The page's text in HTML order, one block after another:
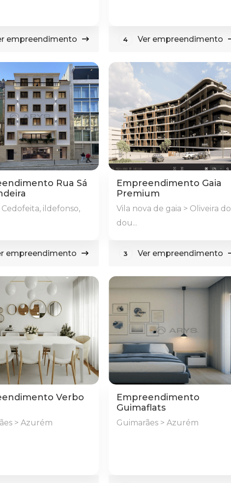
empreendimento 4 Ver empreendimento
Rua Sá
ildefonso,
empreendimento
Empreendimento Gaia
Premium
Vila nova de gaia > Oliveira do
dou...
3 Ver empreendimento
Verbo
> Azurém
Empreendimento
Guimaflats
Guimarães > Azurém